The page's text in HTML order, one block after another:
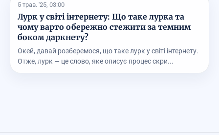
5 трав. '25, 03:00
Лурк у світі інтернету: Що таке лурка та
чому варто обережно стежити за темним
боком даркнету?
Окей, давай розберемося, що таке лурк у світі інтернету.
Отже, лурк — це слово, яке описує процес скри...